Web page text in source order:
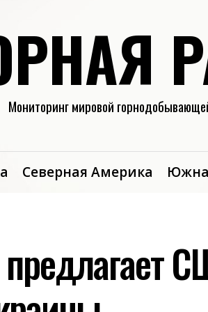
Мониторинг мировой
Северная Америка